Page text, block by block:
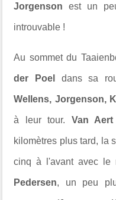
Jorgenson est un
introuvable !
Au sommet du
der Poel dans sa
Wellens, Jorgenson,
à leur tour. Van Aert
kilomètres plus tard, la
cinq à l'avant avec le
Pedersen, un peu